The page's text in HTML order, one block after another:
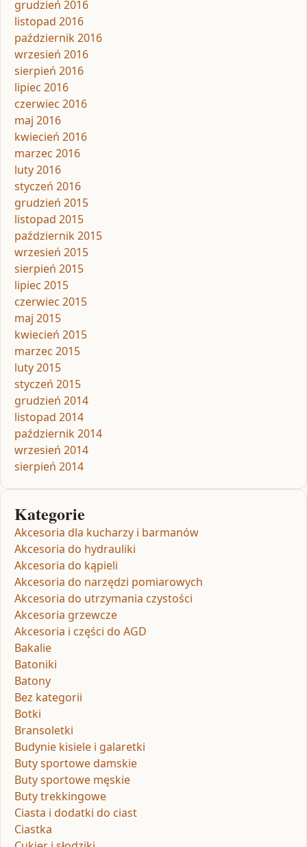
grudzień 2016
listopad 2016
październik 2016
wrzesień 2016
sierpień 2016
lipiec 2016
czerwiec 2016
maj 2016
kwiecień 2016
marzec 2016
luty 2016
styczeń 2016
grudzień 2015
listopad 2015
październik 2015
wrzesień 2015
sierpień 2015
lipiec 2015
czerwiec 2015
maj 2015
kwiecień 2015
marzec 2015
luty 2015
styczeń 2015
grudzień 2014
listopad 2014
październik 2014
wrzesień 2014
sierpień 2014
Kategorie
Akcesoria dla kucharzy i barmanów
Akcesoria do hydrauliki
Akcesoria do kąpieli
Akcesoria do narzędzi pomiarowych
Akcesoria do utrzymania czystości
Akcesoria grzewcze
Akcesoria i części do AGD
Bakalie
Batoniki
Batony
Bez kategorii
Botki
Bransoletki
Budynie kisiele i galaretki
Buty sportowe damskie
Buty sportowe męskie
Buty trekkingowe
Ciasta i dodatki do ciast
Ciastka